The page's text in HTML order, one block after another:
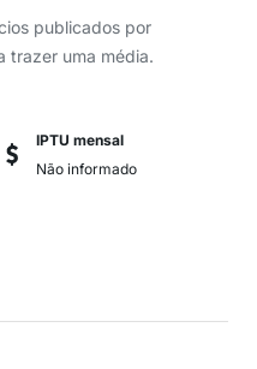
publicados por
trazer uma média.
IPTU mensal
Não informado